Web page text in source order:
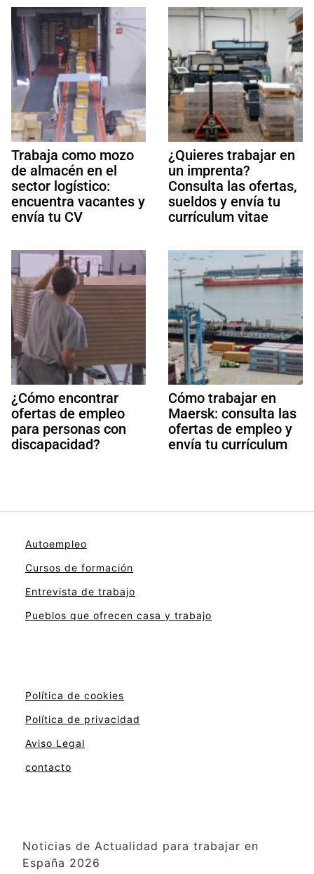
Trabaja como mozo
de almacén en el
sector logístico:
encuentra vacantes y
envía tu CV
¿Quieres trabajar en
un imprenta?
Consulta las ofertas,
sueldos y envía tu
currículum vitae
¿Cómo encontrar
ofertas de empleo
para personas con
discapacidad?
Cómo trabajar en
Maersk: consulta las
ofertas de empleo y
envía tu currículum
Autoempleo
Cursos de formación
Entrevista de trabajo
Pueblos que ofrecen casa y trabajo
Política de cookies
Política de privacidad
Aviso Legal
contacto
Noticias de Actualidad para trabajar en
España 2026